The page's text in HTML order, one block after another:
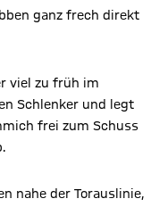
ganz frech direkt
viel zu früh im
Schlenker und legt
frei zum Schuss
nahe der Torauslinie,